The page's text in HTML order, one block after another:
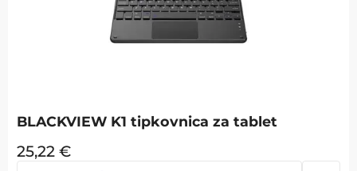
BLACKVIEW K1 tipkovnica za tablet
25,22 €